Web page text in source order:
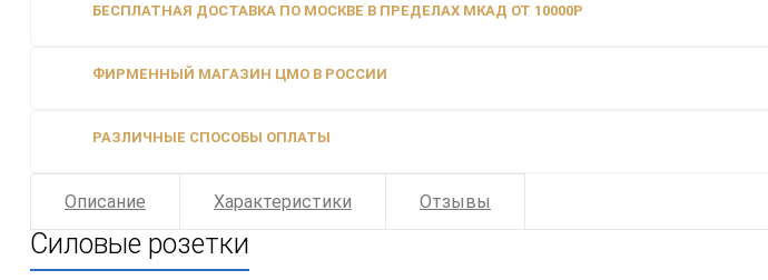
БЕСПЛАТНАЯ ДОСТАВКА ПО МОСКВЕ В ПРЕДЕЛАХ МКАД ОТ 10000Р
ФИРМЕННЫЙ МАГАЗИН ЦМО В РОССИИ
РАЗЛИЧНЫЕ СПОСОБЫ ОПЛАТЫ
Описание Характеристики Отзывы
Силовые розетки